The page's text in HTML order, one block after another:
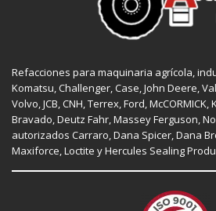
Refacciones para maquinaria agrícola,
Komatsu, Challenger, Case John Deere ,
Volvo, JCB CNH , Terrex, Ford , McCORMICK,
Bravado, Deutz Fahr, Massey Ferguson
autorizados Carraro Dana Spicer , Dana
Maxiforce, Loctite y Hercules Sealing